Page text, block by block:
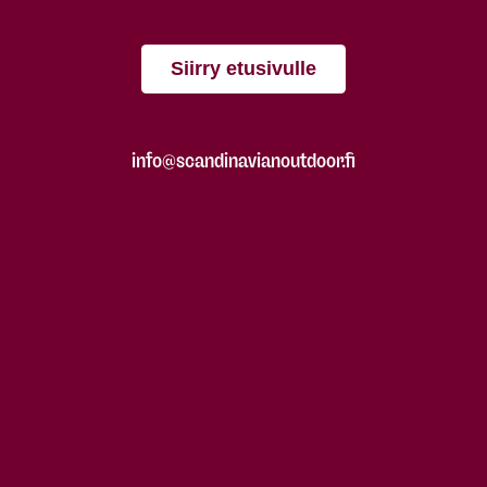
Siirry etusivulle
info@scandinavianoutdoor.fi